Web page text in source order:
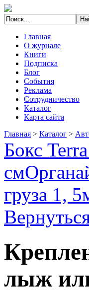
Главная
О журнале
Книги
Подписка
Блог
События
Реклама
Сотрудничество
Каталог
Карта сайта
Главная > Каталог >
Бокс
см
груза 1,
лыж